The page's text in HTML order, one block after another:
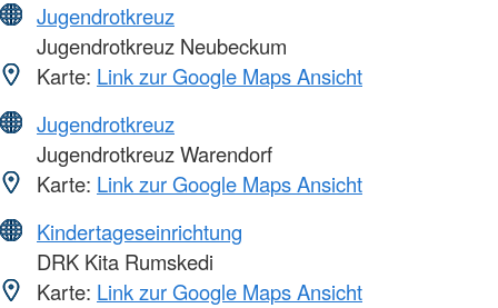
Jugendrotkreuz
Jugendrotkreuz Neubeckum
Karte: Link zur Google Maps Ansicht
Jugendrotkreuz
Jugendrotkreuz Warendorf
Karte: Link zur Google Maps Ansicht
Kindertageseinrichtung
DRK Kita Rumskedi
Karte: Link zur Google Maps Ansicht